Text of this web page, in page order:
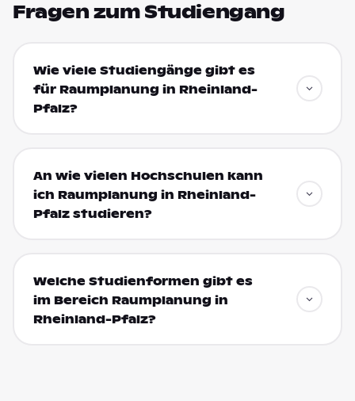
Fragen zum Studiengang
Wie viele Studiengänge gibt es
für Raumplanung in Rheinland-
Pfalz?
An wie vielen Hochschulen kann
ich Raumplanung in Rheinland-
Pfalz studieren?
Welche Studienformen gibt es
im Bereich Raumplanung in
Rheinland-Pfalz?